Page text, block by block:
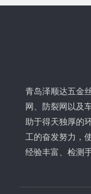
青岛泽顺达五金
网、防裂网以及
助于得天独厚的
工的奋发努力，
经验丰富、检测